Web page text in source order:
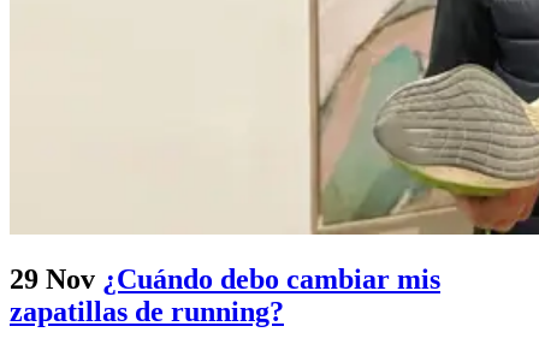
29 Nov ¿Cuándo debo cambiar mis
zapatillas de running?